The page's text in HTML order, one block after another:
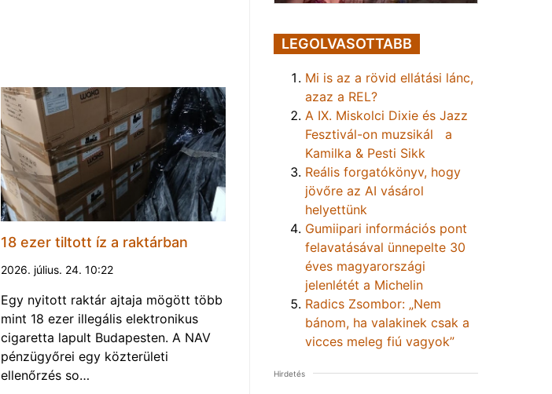
18 ezer tiltott íz a raktárban
2026. július. 24. 10:22
Egy nyitott raktár ajtaja mögött több
mint 18 ezer illegális elektronikus
cigaretta lapult Budapesten. A NAV
pénzügyőrei egy közterületi
ellenőrzés so…
LEGOLVASOTTABB
Mi is az a rövid ellátási lánc,
azaz a REL?
A IX. Miskolci Dixie és Jazz
Fesztivál-on muzsikál a
Kamilka & Pesti Sikk
Reális forgatókönyv, hogy
jövőre az AI vásárol
helyettünk
Gumiipari információs pont
felavatásával ünnepelte 30
éves magyarországi
jelenlétét a Michelin
Radics Zsombor: „Nem
bánom, ha valakinek csak a
vicces meleg fiú vagyok”
Hirdetés